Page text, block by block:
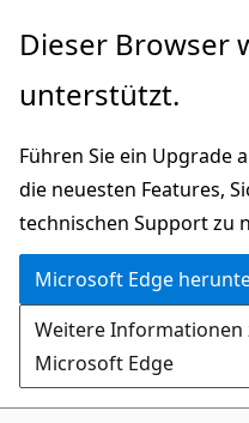
Zu
wechseln
Dieser Browser
unterstützt.
Führen Sie ein Upgrade
die neuesten Features,
technischen Support zu
Microsoft Edge
Weitere
Microsoft Edge